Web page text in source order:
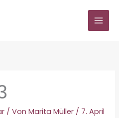
/ VonMarita Müller / 7. April